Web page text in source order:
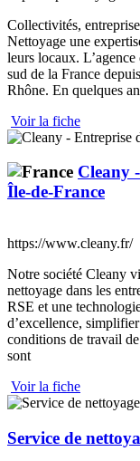
Collectivités,
Nettoyage une
leurs locaux.
sud de la France
Rhône. En quelques
Voir la fiche
Cleany
Île-de-France
https://www.cleany.fr/
Notre société Cleany
nettoyage dans les
RSE et une
d’excellence,
conditions de travail
sont
Voir la fiche
Service de